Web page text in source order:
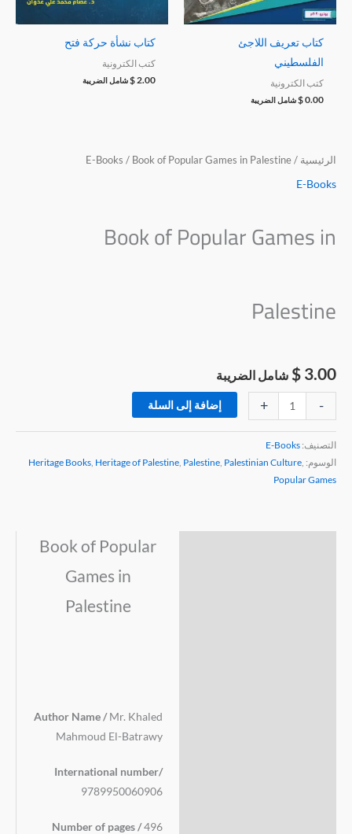
كتاب تعريف اللاجئ
الفلسطيني
كتب الكترونية
$0.00 شامل الضريبة
كتاب نشأة حركة فتح
كتب الكترونية
$2.00 شامل الضريبة
الرئيسية /
E-Books / Book of Popular Games in Palestine
E-Books
Book of Popular Games in
Palestine
$ 3.00 شامل الضريبة
-
كمية
Book
Games
+ إضافة إلى السلة
التصنيف: E-Books
الوسوم:
Heritage Books Heritage of Palestine Palestine Palestinian Culture
Popular Games
Book of Popular
Games in
Palestine
Author Name /Mr. Khaled
Mahmoud El-Batrawy
International number/
9789950060906
Number of pages /496
Book
in